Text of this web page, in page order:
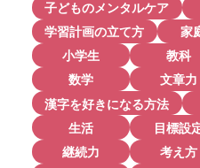
子どものメンタルケア
学習計画の立て方
家
小学生
教科
数学
文章力
漢字を好きになる方法
生活
目標設
継続力
考え方